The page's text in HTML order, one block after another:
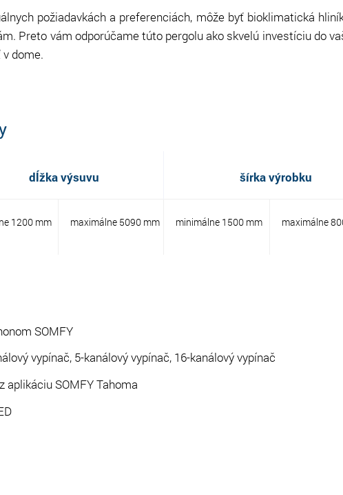
požiadavkách a preferenciách, môže byť bioklimatická
Preto vám odporúčame túto pergolu ako skvelú investíciu do
dome.
dĺžka výsuvu šírka výrobku
1200 mm maximálne 5090 mm minimálne 1500 mm maximálne
SOMFY
vypínač, 5-kanálový vypínač, 16-kanálový vypínač
SOMFY Tahoma